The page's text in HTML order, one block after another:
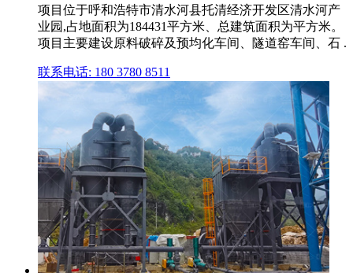
项目位于呼和浩特市清水河县托清经济开发区清水河产
业园,占地面积为184431平方米、总建筑面积为平方米。
项目主要建设原料破碎及预均化车间、隧道窑车间、石 .
联系电话: 180 3780 8511